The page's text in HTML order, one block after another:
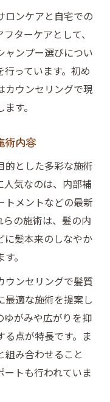
ロンケアと自宅での
ターケアとして、
ャンプー選びについ
っています。初め
カウンセリングで現
す。
術内容
的とした多彩な施術
人気なのは、内部補
トメントなどの最新
の施術は、髪の内
に髪本来のしなやか
。
ウンセリングで髪質
最適な施術を提案し
ゆがみや広がりを抑
点が特長です。ま
組み合わせること
トも行われていま